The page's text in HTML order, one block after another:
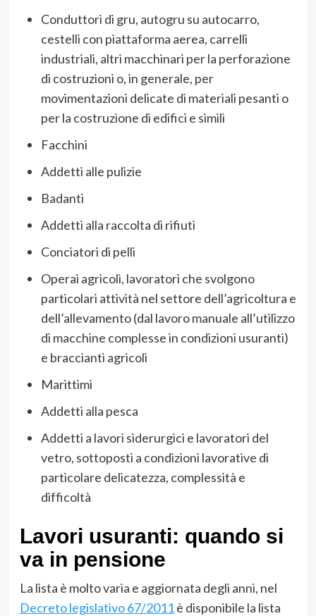
Conduttori di gru, autogru su autocarro,
cestelli con piattaforma aerea, carrelli
industriali, altri macchinari per la perforazione
di costruzioni o, in generale, per
movimentazioni delicate di materiali pesanti o
per la costruzione di edifici e simili
Facchini
Addetti alle pulizie
Badanti
Addetti alla raccolta di rifiuti
Conciatori di pelli
Operai agricoli, lavoratori che svolgono
particolari attività nel settore dell’agricoltura e
dell’allevamento (dal lavoro manuale all’utilizzo
di macchine complesse in condizioni usuranti)
e braccianti agricoli
Marittimi
Addetti alla pesca
Addetti a lavori siderurgici e lavoratori del
vetro, sottoposti a condizioni lavorative di
particolare delicatezza, complessità e
difficoltà
Lavori usuranti: quando si
va in pensione
La lista è molto varia e aggiornata degli anni, nel
Decreto legislativo 67/2011è disponibile la lista